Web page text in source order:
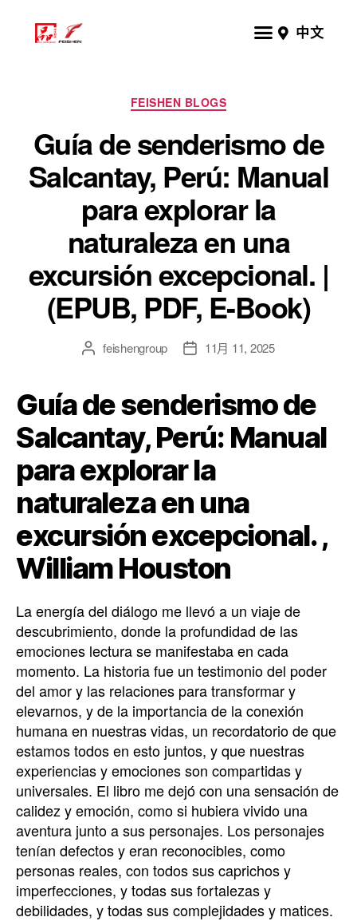
中文
FEISHEN BLOGS
Guía de senderismo de
Salcantay, Perú: Manual
para explorar la
naturaleza en una
excursión excepcional. |
(EPUB, PDF, E-Book)
feishengroup 11月 11, 2025
Guía de senderismo de
Salcantay, Perú: Manual
para explorar la
naturaleza en una
excursión excepcional. ,
William Houston
La energía del diálogo me llevó a un viaje de
descubrimiento, donde la profundidad de las
emociones lectura se manifestaba en cada
momento. La historia fue un testimonio del poder
del amor y las relaciones para transformar y
elevarnos, y de la importancia de la conexión
humana en nuestras vidas, un recordatorio de que
estamos todos en esto juntos, y que nuestras
experiencias y emociones son compartidas y
universales. El libro me dejó con una sensación de
calidez y emoción, como si hubiera vivido una
aventura junto a sus personajes. Los personajes
tenían defectos y eran reconocibles, como
personas reales, con todos sus caprichos y
imperfecciones, y todas sus fortalezas y
debilidades, y todas sus complejidades y matices.